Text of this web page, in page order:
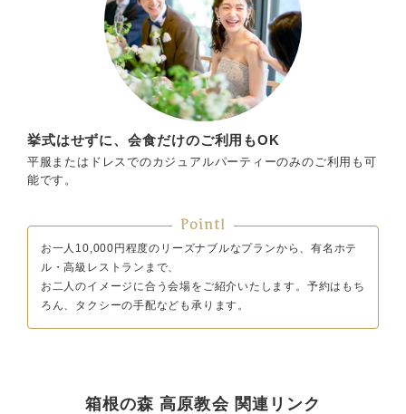
挙式はせずに、会食だけのご利用もOK
平服またはドレスでのカジュアルパーティーのみのご利用も可
能です。
Point!
お一人10,000円程度のリーズナブルなプランから、有名ホテ
ル・高級レストランまで、
お二人のイメージに合う会場をご紹介いたします。予約はもち
ろん、タクシーの手配なども承ります。
箱根の森 高原教会 関連リンク